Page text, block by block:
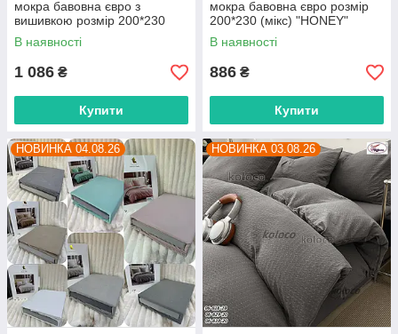
мокра бавовна євро з
вишивкою розмір 200*230
(мікс) "HONEY" недорого від
прямого постачальника
В наявності
1 086 ₴
Купити
мокра бавовна євро розмір
200*230 (мікс) "HONEY"
недорого від прямого
постачальника
В наявності
886 ₴
Купити
НОВИНКА 04.08.26 НОВИНКА 03.08.26